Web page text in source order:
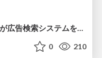
0 210